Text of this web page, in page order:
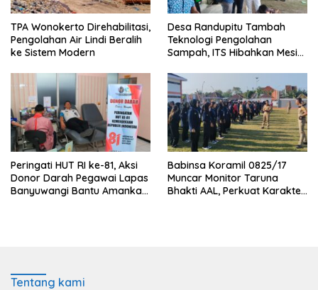
TPA Wonokerto Direhabilitasi,
Pengolahan Air Lindi Beralih
ke Sistem Modern
Desa Randupitu Tambah
Teknologi Pengolahan
Sampah, ITS Hibahkan Mesin
Peringati HUT RI ke-81, Aksi
Donor Darah Pegawai Lapas
Banyuwangi Bantu Amankan
Babinsa Koramil 0825/17
Muncar Monitor Taruna
Bhakti AAL, Perkuat Karakter
Tentang kami